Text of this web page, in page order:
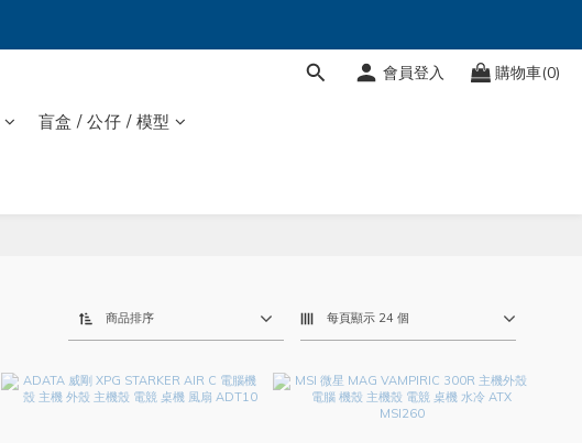
會員登入 購物車(0)
盲盒 / 公仔 / 模型
商品排序 每頁顯示 24 個